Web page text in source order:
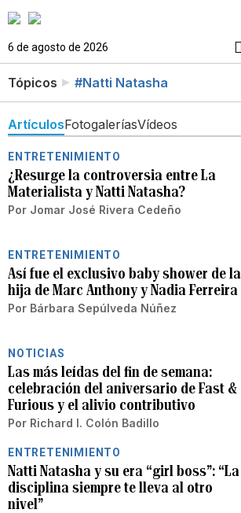
6 de agosto de 2026
Tópicos #Natti Natasha
ArtículosFotogaleríasVídeos
ENTRETENIMIENTO
¿Resurge la controversia entre La
Materialista y Natti Natasha?
Por Jomar José Rivera Cedeño
ENTRETENIMIENTO
Así fue el exclusivo baby shower de la
hija de Marc Anthony y Nadia Ferreira
Por Bárbara Sepúlveda Núñez
NOTICIAS
Las más leídas del fin de semana:
celebración del aniversario de Fast &
Furious y el alivio contributivo
Por Richard I. Colón Badillo
ENTRETENIMIENTO
Natti Natasha y su era “girl boss”: “La
disciplina siempre te lleva al otro
nivel”